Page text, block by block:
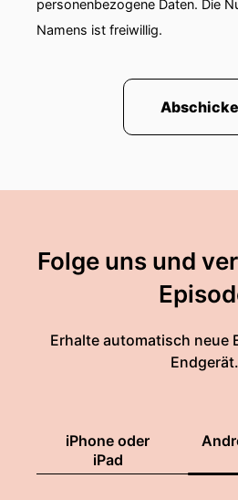
personenbezogene Daten. Die
Namens ist freiwillig.
Folge uns und
Erhalte automatisch neue
Endgerät.
iPhone oder
iPad